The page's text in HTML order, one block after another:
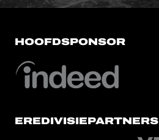
HOOFDSPONSOR
EREDIVISIEPARTNERS